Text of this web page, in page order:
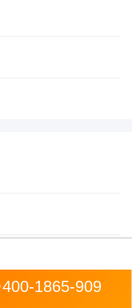
400-1865-909